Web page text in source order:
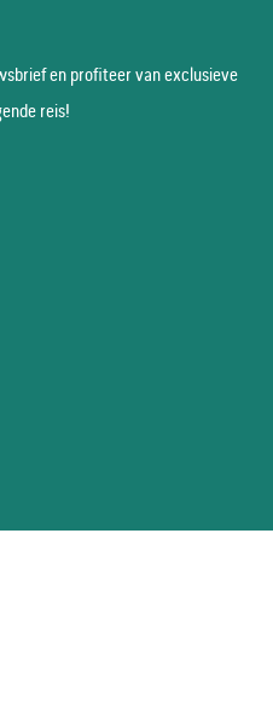
en profiteer van exclusieve
reis!